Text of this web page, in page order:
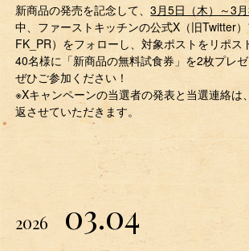
新商品の発売を記念して、3月5日（木）～3
中、ファーストキッチンの公式X（旧Twitter
FK_PR）をフォローし、対象ポストをリポス
40名様に「新商品の無料試食券」を2枚プレゼ
ぜひご参加ください！
※Xキャンペーンの当選者の発表と当選連絡は
返させていただきます。
2026 03.04